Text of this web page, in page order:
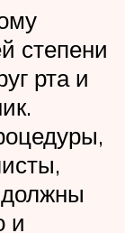
степени
рта и
должны
и